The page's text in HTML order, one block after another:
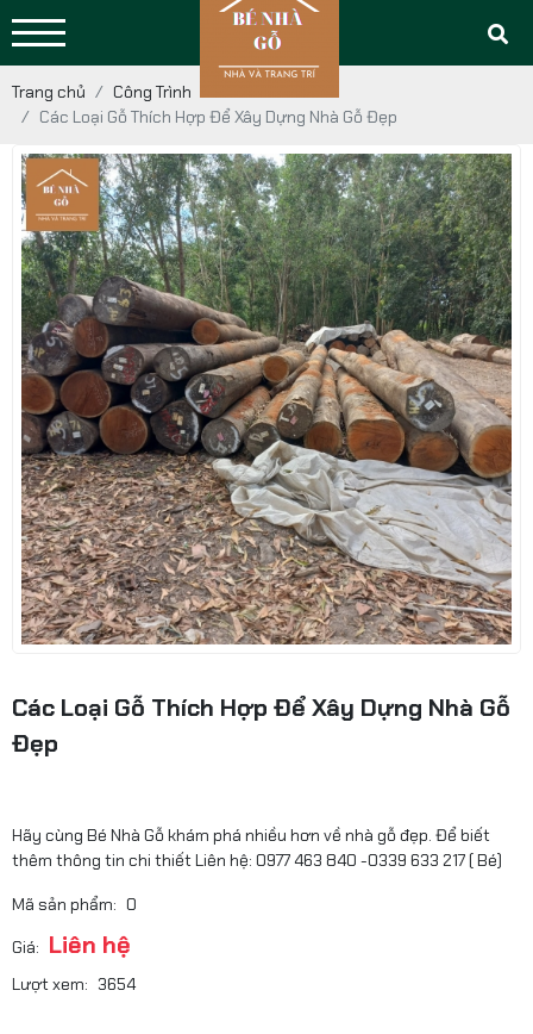
Trang chủ
Công Trình
Các Loại Gỗ Thích Hợp Để Xây Dựng Nhà Gỗ Đẹp
Các Loại Gỗ Thích Hợp Để Xây Dựng Nhà Gỗ
Đẹp
Hãy cùng Bé Nhà Gỗ khám phá nhiều hơn về nhà gỗ đẹp. Để biết
thêm thông tin chi thiết Liên hệ: 0977 463 840 -0339 633 217 ( Bé)
Mã sản phẩm: 0
Giá: Liên hệ
Lượt xem: 3654